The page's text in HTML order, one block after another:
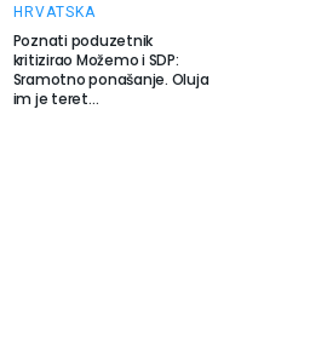
HRVATSKA
Poznati poduzetnik
kritizirao Možemo i SDP:
Sramotno ponašanje. Oluja
im je teret…